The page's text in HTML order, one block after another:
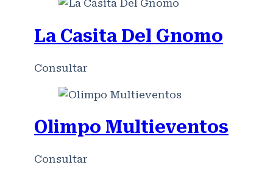
La Casita Del Gnomo
Consultar
Olimpo Multieventos
Consultar